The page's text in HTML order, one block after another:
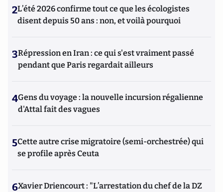
2L’été 2026 confirme tout ce que les écologistes
disent depuis 50 ans : non, et voilà pourquoi
3Répression en Iran : ce qui s'est vraiment passé
pendant que Paris regardait ailleurs
4Gens du voyage : la nouvelle incursion régalienne
d'Attal fait des vagues
5Cette autre crise migratoire (semi-orchestrée) qui
se profile après Ceuta
6Xavier Driencourt : "L’arrestation du chef de la DZ